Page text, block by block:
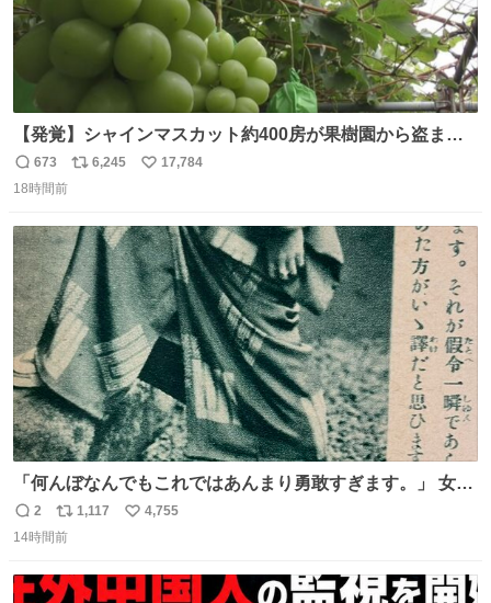
【発覚】シャインマスカット約400房が果樹園から盗まれ
る 栃木・佐野市 news.livedoor.com/article/detail… 被害
に遭った果樹園には防犯カメラなどはなく、シャインマス
今年に入って同様の被害は確認されておらず、警察はパト
ロールを強化する。
返
信
673
リ
ト
数
6,245
い
数
17,784
18時間前
「何んぼなんでもこれではあんまり勇敢すぎます。」 女性
の立ち振る舞い指南コーナーで、大股を「下品」や「はし
たない」という言葉を使わず「勇敢すぎます」と洒落っ気
っていきたい… （昭和4年婦人倶楽部新年号より）
返
信
2
リ
ポ
ト
1,117
い
数
4,755
14時間前